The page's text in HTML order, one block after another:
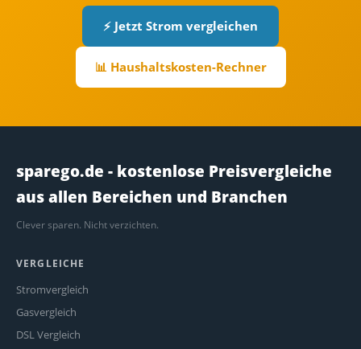
⚡ Jetzt Strom vergleichen
📊 Haushaltskosten-Rechner
sparego.de - kostenlose Preisvergleiche
aus allen Bereichen und Branchen
Clever sparen. Nicht verzichten.
VERGLEICHE
Stromvergleich
Gasvergleich
DSL Vergleich